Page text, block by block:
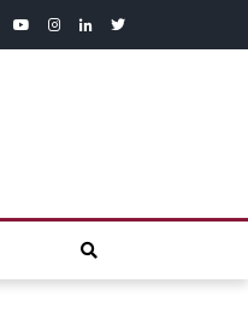
youtubeinstagram
linkedintwitter